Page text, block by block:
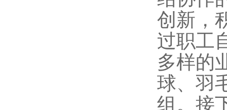
创新，
过职工
多样的
球、羽
组。接